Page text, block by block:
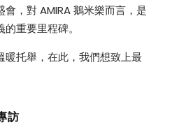
，對 AMIRA 鵝米樂而言，是
重要里程碑。
暖托舉，在此，我們想致上最
訪